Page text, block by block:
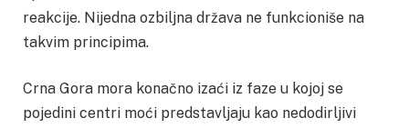
reakcije. Nijedna ozbiljna država ne funkcioniše na
takvim principima.
Crna Gora mora konačno izaći iz faze u kojoj se
pojedini centri moći predstavljaju kao nedodirljivi